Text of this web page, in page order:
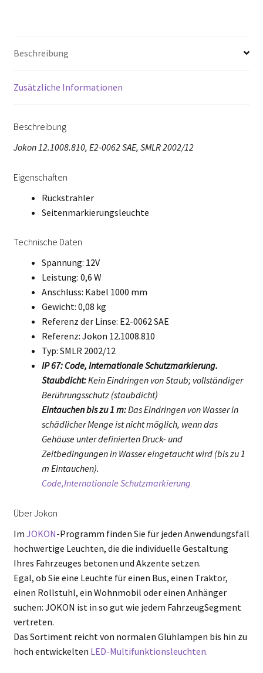
Beschreibung
Zusätzliche Informationen
Beschreibung
Jokon 12.1008.810, E2-0062 SAE, SMLR 2002/12
Eigenschaften
Rückstrahler
Seitenmarkierungsleuchte
Technische Daten
Spannung: 12V
Leistung: 0,6 W
Anschluss: Kabel 1000 mm
Gewicht: 0,08 kg
Referenz der Linse: E2-0062 SAE
Referenz: Jokon 12.1008.810
Typ: SMLR 2002/12
IP 67: Code, Internationale Schutzmarkierung.
Staubdicht:Kein Eindringen von Staub; vollständiger
Berührungsschutz (staubdicht)
Eintauchen bis zu 1 m:Das Eindringen von Wasser in
schädlicher Menge ist nicht möglich, wenn das
Gehäuse unter definierten Druck- und
Zeitbedingungen in Wasser eingetaucht wird (bis zu 1
m Eintauchen).
Code,Internationale Schutzmarkierung
Über Jokon
Im JOKON-Programm finden Sie für jeden Anwendungsfall
hochwertige Leuchten, die die individuelle Gestaltung
Ihres Fahrzeuges betonen und Akzente setzen.
Egal, ob Sie eine Leuchte für einen Bus, einen Traktor,
einen Rollstuhl, ein Wohnmobil oder einen Anhänger
suchen: JOKON ist in so gut wie jedem FahrzeugSegment
vertreten.
Das Sortiment reicht von normalen Glühlampen bis hin zu
hoch entwickelten LED-Multifunktionsleuchten.